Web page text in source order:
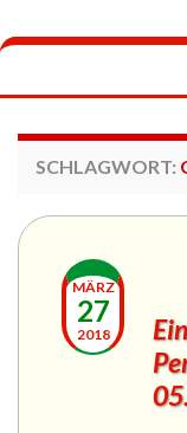
SCHLAGWORT:
MÄRZ
27
2018